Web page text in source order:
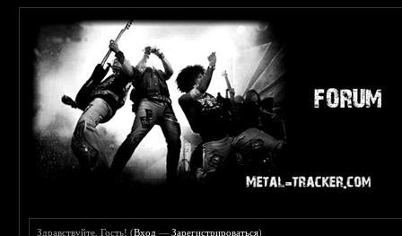
Здравствуйте, Гость! (Вход —Зарегистрироваться)